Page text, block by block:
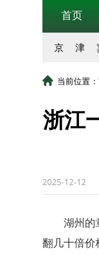
首页
京 津
当前位置：
浙江
2025-12-12
湖州的章
翻几十倍价